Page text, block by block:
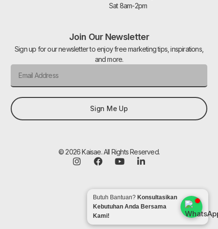
Butuh Bantuan? Konsultasikan
Kebutuhan Anda Bersama
Kami!
Sat 8am-2pm
Join Our Newsletter
Sign up for our newsletter to enjoy free marketing tips, inspirations,
and more.
Sign Me Up
© 2026 Kaisae. All Rights Reserved.